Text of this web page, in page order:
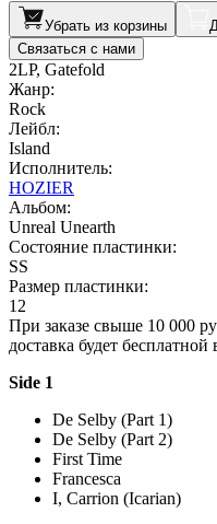
Убрать из корзины
Связаться с нами
2LP, Gatefold
Жанр:
Rock
Лейбл:
Island
Исполнитель:
HOZIER
Альбом:
Unreal Unearth
Состояние пластинки:
SS
Размер пластинки:
12
При заказе свыше 10 000
доставка будет
Side 1
De Selby (Part 1)
De Selby (Part 2)
First Time
Francesca
I, Carrion (Icarian)